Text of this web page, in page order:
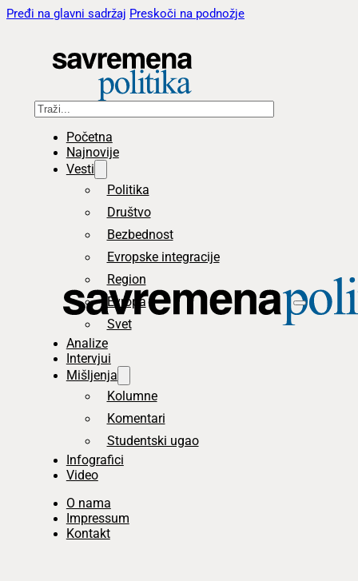
Pređi na glavni sadržaj Preskoči na podnožje
Pretraga
Početna
Najnovije
Vesti
Politika
Društvo
Bezbednost
Evropske integracije
Region
Evropa
Svet
Analize
Intervjui
Mišljenja
Kolumne
Komentari
Studentski ugao
Infografici
Video
O nama
Impressum
Kontakt